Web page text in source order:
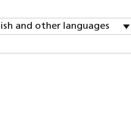
and other languages